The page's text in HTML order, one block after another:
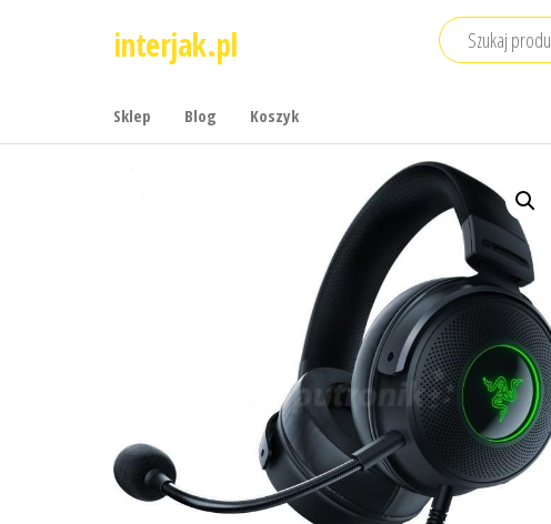
interjak.pl
Sklep Blog Koszyk